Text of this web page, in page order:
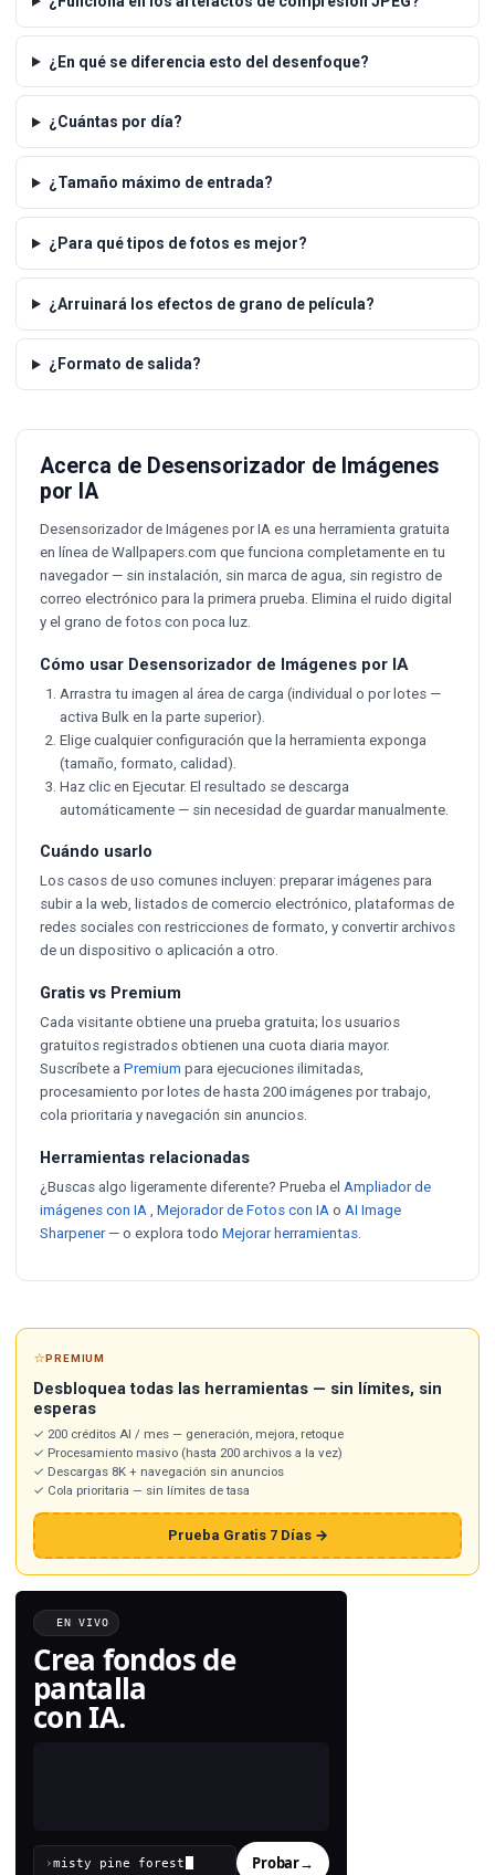
¿En qué se diferencia esto del desenfoque?
¿Cuántas por día?
¿Tamaño máximo de entrada?
¿Para qué tipos de fotos es mejor?
¿Arruinará los efectos de grano de película?
¿Formato de salida?
Acerca de Desensorizador de Imágenes
por IA
Desensorizador de Imágenes por IA es una herramienta gratuita
en línea de Wallpapers.com que funciona completamente en tu
navegador — sin instalación, sin marca de agua, sin registro de
correo electrónico para la primera prueba. Elimina el ruido digital
y el grano de fotos con poca luz.
Cómo usar Desensorizador de Imágenes por IA
Arrastra tu imagen al área de carga (individual o por lotes —
activa Bulk en la parte superior).
Elige cualquier configuración que la herramienta exponga
(tamaño, formato, calidad).
Haz clic en Ejecutar. El resultado se descarga
automáticamente — sin necesidad de guardar manualmente.
Cuándo usarlo
Los casos de uso comunes incluyen: preparar imágenes para
subir a la web, listados de comercio electrónico, plataformas de
redes sociales con restricciones de formato, y convertir archivos
de un dispositivo o aplicación a otro.
Gratis vs Premium
Cada visitante obtiene una prueba gratuita; los usuarios
gratuitos registrados obtienen una cuota diaria mayor.
Suscríbete a Premium para ejecuciones ilimitadas,
procesamiento por lotes de hasta 200 imágenes por trabajo,
cola prioritaria y navegación sin anuncios.
Herramientas relacionadas
¿Buscas algo ligeramente diferente? Prueba el Ampliador de
imágenes con IA
Mejorador de Fotos con IA o AI Image
Sharpener — o explora todo Mejorar herramientas
⭐PREMIUM
Desbloquea todas las herramientas — sin límites, sin
esperas
✓ 200 créditos AI / mes — generación, mejora, retoque
✓ Procesamiento masivo (hasta 200 archivos a la vez)
✓ Descargas 8K + navegación sin anuncios
✓ Cola prioritaria — sin límites de tasa
Prueba Gratis 7 Días →
EN VIVO
Crea fondos de
pantalla
con IA.
› Probar→